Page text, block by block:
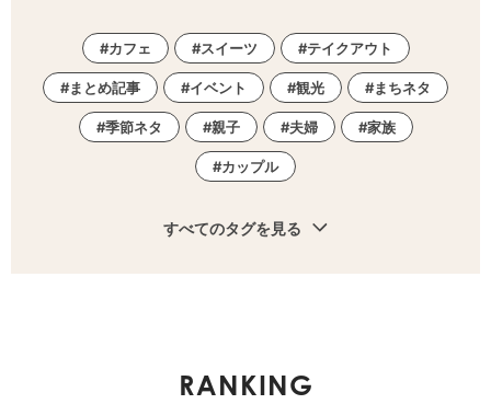
カフェ スイーツ テイクアウト
まとめ記事 イベント 観光 まちネタ
季節ネタ 親子 夫婦 家族
カップル
すべてのタグを見る
RANKING